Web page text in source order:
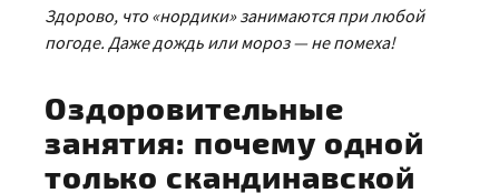
Здорово, что «нордики» занимаются при любой
погоде. Даже дождь или мороз — не помеха!
Оздоровительные
занятия: почему одной
только скандинавской